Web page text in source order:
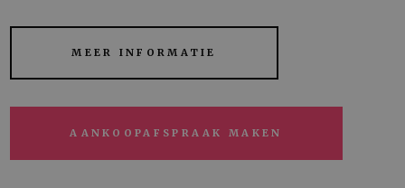
MEER INFORMATIE
AANKOOPAFSPRAAK MAKEN